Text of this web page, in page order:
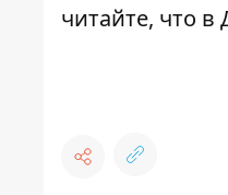
читайте, что